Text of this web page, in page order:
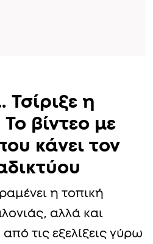
Τσίριξε η
βίντεο με
κάνει τον
η τοπική
αλλά και
τις εξελίξεις γύρω